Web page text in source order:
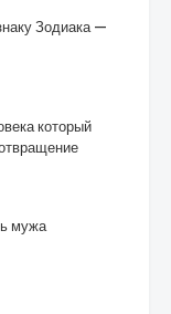
Зодиака —
который
мужа